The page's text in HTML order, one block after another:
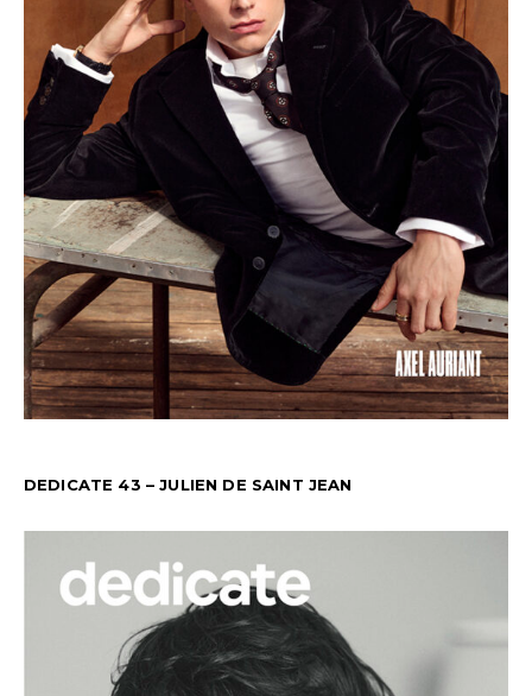
DEDICATE 43 – JULIEN DE SAINT JEAN